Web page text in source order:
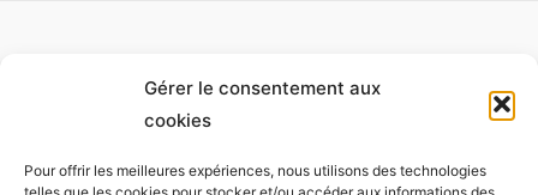
Gérer le consentement aux
cookies
Pour offrir les meilleures expériences, nous utilisons des technologies
Monet